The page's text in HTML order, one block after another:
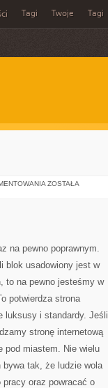
Tagi Twoje Tagi
NIERUCHOMOŚCI
ZOSTAŁA
na pewno poprawnym.
blok usadowiony jest w
to na pewno jesteśmy w
potwierdza strona
luksusy i standardy. Jeśli
stronę internetową
pod miastem. Nie wielu
tak, że ludzie wola
oraz powracać o